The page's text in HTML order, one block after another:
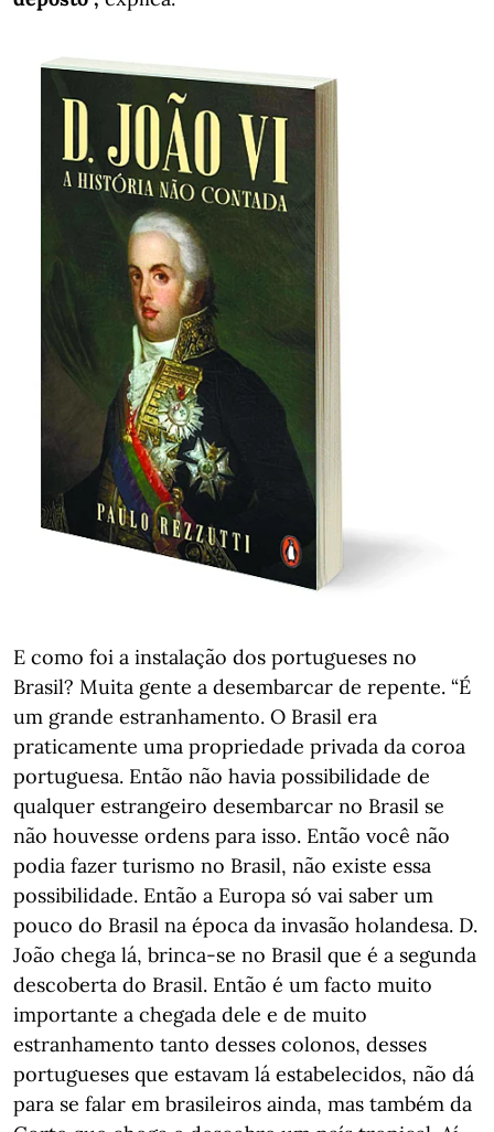
E como foi a instalação dos portugueses no
Brasil? Muita gente a desembarcar de repente. “É
um grande estranhamento. O Brasil era
praticamente uma propriedade privada da coroa
portuguesa. Então não havia possibilidade de
qualquer estrangeiro desembarcar no Brasil se
não houvesse ordens para isso. Então você não
podia fazer turismo no Brasil, não existe essa
possibilidade. Então a Europa só vai saber um
pouco do Brasil na época da invasão holandesa. D.
João chega lá, brinca-se no Brasil que é a segunda
descoberta do Brasil. Então é um facto muito
importante a chegada dele e de muito
estranhamento tanto desses colonos, desses
portugueses que estavam lá estabelecidos, não dá
para se falar em brasileiros ainda, mas também da